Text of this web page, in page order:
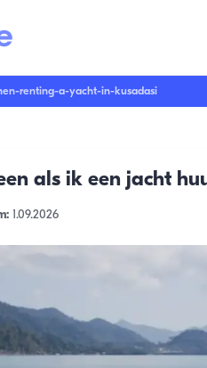
renting-a-yacht-in-kusadasi
als ik een jacht
1.09.2026